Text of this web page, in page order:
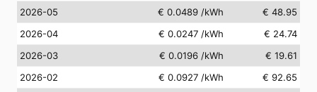
2026-05
€ 0.0489 /kWh
€ 48.95
2026-04
€ 0.0247 /kWh
€ 24.74
2026-03
€ 0.0196 /kWh
€ 19.61
2026-02
€ 0.0927 /kWh
€ 92.65